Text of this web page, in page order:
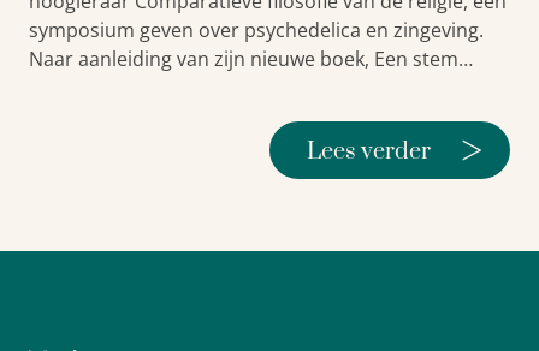
symposium geven over psychedelica en zingeving.
Naar aanleiding van zijn nieuwe boek, Een stem…
Lees verder >